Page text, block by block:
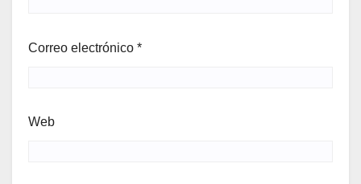
Correo electrónico *
Web